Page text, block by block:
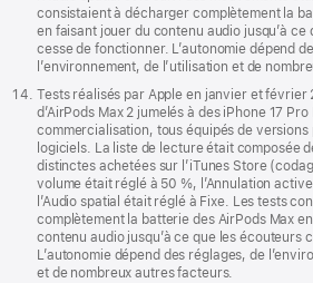
consistaient à décharger complètement la
en faisant jouer du contenu audio jusqu’à ce
cesse de fonctionner. L’autonomie dépend
l’environnement, de l’utilisation et de
Tests réalisés par Apple en janvier et
d’AirPods Max 2 jumelés à des iPhone 17
commercialisation, tous équipés de versions
logiciels. La liste de lecture était composée
distinctes achetées sur l’iTunes Store
volume était réglé à 50 %, l’Annulation
l’Audio spatial était réglé à Fixe. Les tests
complètement la batterie des AirPods Max
contenu audio jusqu’à ce que les écouteurs
L’autonomie dépend des réglages, de
et de nombreux autres facteurs.